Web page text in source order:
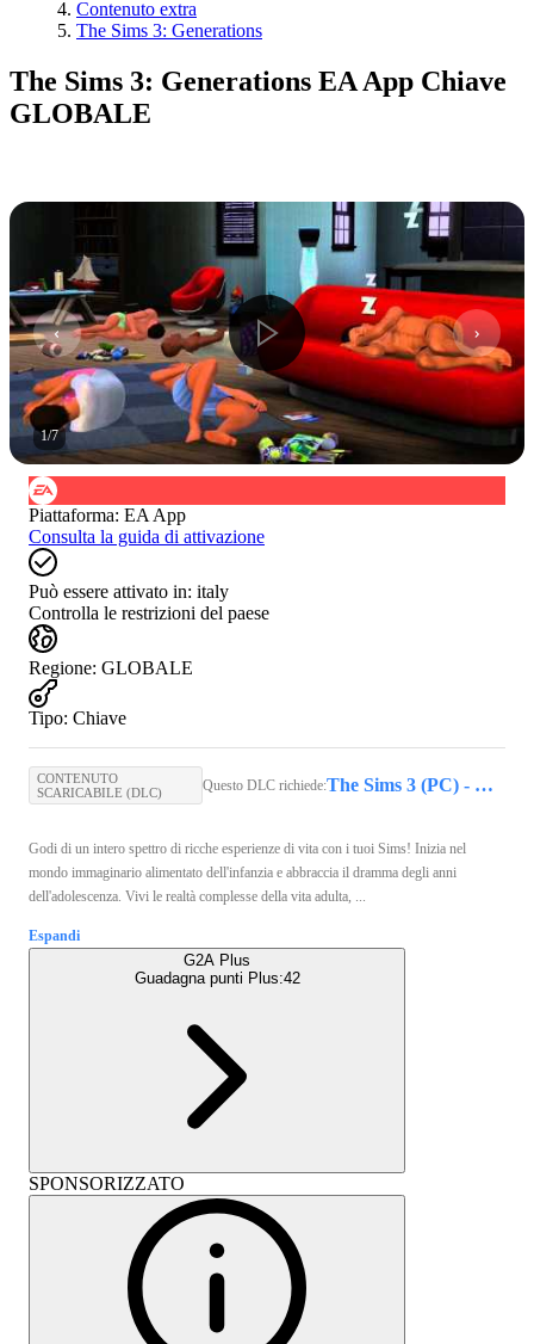
Contenuto extra
The Sims 3: Generations
The Sims 3: Generations EA App Chiave
GLOBALE
1/7
Piattaforma: EA App
Consulta la guida di attivazione
Può essere attivato in: italy
Controlla le restrizioni del paese
Regione: GLOBALE
Tipo: Chiave
CONTENUTO
SCARICABILE (DLC)
Questo DLC richiede: The Sims 3 (PC) - EA App Key - GLOBAL
Godi di un intero spettro di ricche esperienze di vita con i tuoi Sims! Inizia nel
mondo immaginario alimentato dell'infanzia e abbraccia il dramma degli anni
dell'adolescenza. Vivi le realtà complesse della vita adulta, ...
Espandi
G2A Plus
Guadagna punti Plus:42
SPONSORIZZATO